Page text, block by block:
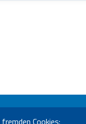
BozenSebastian-Altmann-